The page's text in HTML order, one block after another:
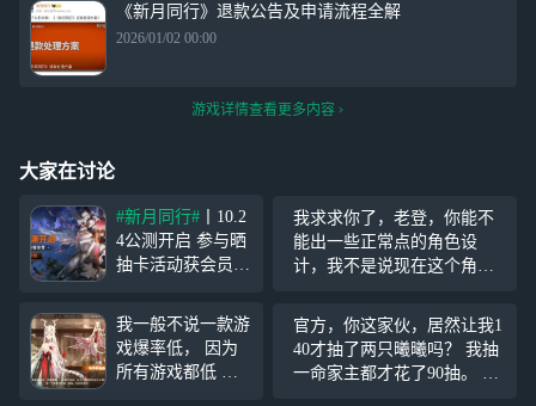
《新月同行》退款公告及申请流程全解
2026/01/02 00:00
游戏详情查看更多内容
大家在讨论
#新月同行# 丨10.2
4公测开启 参与晒
抽卡活动获会员奖
0月23日-11月6日
活动规则与奖励：
①带#新月同行#
【话题】进行发
我求求你了，老登，你能不
能出一些正常点的角色设
计，我不是说现在这个角色
我就不说某些角色，看着像
个c，结果是个奶，哦，还有
一个看着像个盾，我也不是
说不好用吧，但是我这些人
我一般不说一款游
戏爆率低， 因为
所有游戏都低 但
官方，你这家伙，居然让我1
40才抽了两只曦曦吗？ 我抽
一命家主都才花了90抽。 好